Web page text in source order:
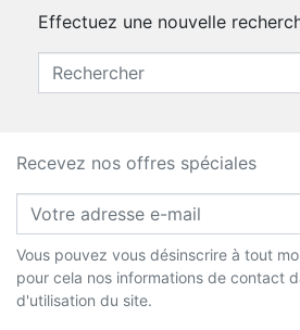
Effectuez une nouvelle
Recevez nos offres spéciales
Vous pouvez vous désinscrire à tout
pour cela nos informations de contact
d'utilisation du site.